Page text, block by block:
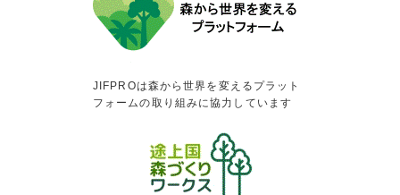
JIFPROは森から世界を変えるプラット
フォームの取り組みに協力しています